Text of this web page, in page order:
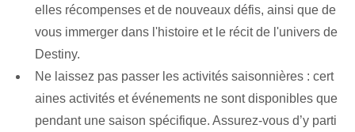
elles récompenses et de nouveaux défis, ainsi que de
vous immerger dans l'histoire et le ‌récit⁣ de l'univers de
Destiny.
Ne laissez pas passer les activités saisonnières : cert
aines activités et événements ne sont disponibles que
pendant une ⁤saison spécifique. Assurez-vous d’y parti